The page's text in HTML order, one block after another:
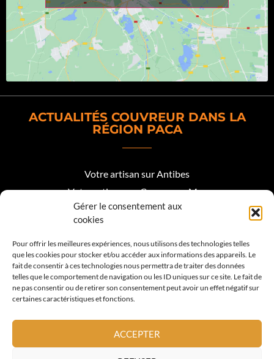
Gérer le consentement aux
cookies
Pour offrir les meilleures expériences, nous utilisons des technologies telles
que les cookies pour stocker et/ou accéder aux informations des appareils. Le
fait de consentir à ces technologies nous permettra de traiter des données
telles que le comportement de navigation ou les ID uniques sur ce site. Le fait de
ne pas consentir ou de retirer son consentement peut avoir un effet négatif sur
certaines caractéristiques et fonctions.
ACCEPTER
ACTUALITÉS COUVREUR DANS LA
RÉGION PACA
Votre artisan sur Antibes
Votre artisan sur Cagnes sur Mer
Votre artisan sur Biot
Votre artisan Roquefort les Pins
Votre artisan sur Valbonne